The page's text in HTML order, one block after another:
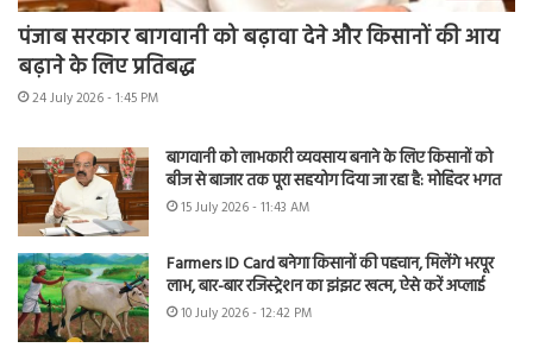
पंजाब सरकार बागवानी को बढ़ावा देने और किसानों की आय
बढ़ाने के लिए प्रतिबद्ध
24 July 2026 - 1:45 PM
बागवानी को लाभकारी व्यवसाय बनाने के लिए किसानों को
बीज से बाजार तक पूरा सहयोग दिया जा रहा है: मोहिंदर भगत
15 July 2026 - 11:43 AM
Farmers ID Card बनेगा किसानों की पहचान, मिलेंगे भरपूर
लाभ, बार-बार रजिस्ट्रेशन का झंझट खत्म, ऐसे करें अप्लाई
10 July 2026 - 12:42 PM